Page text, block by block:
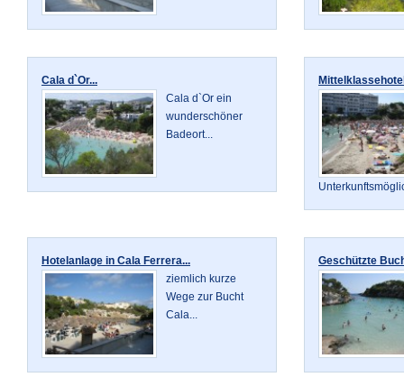
Cala d`Or...
Cala d`Or ein
wunderschöner
Badeort...
Hotelanlage in Cala Ferrera...
ziemlich kurze
Wege zur Bucht
Cala...
Geschützte